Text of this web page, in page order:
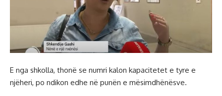
E nga shkolla, thonë se numri kalon kapacitetet e tyre e
njëheri, po ndikon edhe në punën e mësimdhënësve.